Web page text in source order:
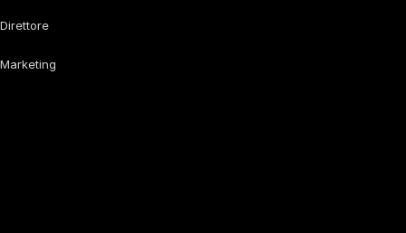
Direttore
Marketing